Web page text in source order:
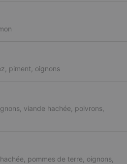
piment, oignons
viande hachée, poivrons,
pommes de terre, oignons,